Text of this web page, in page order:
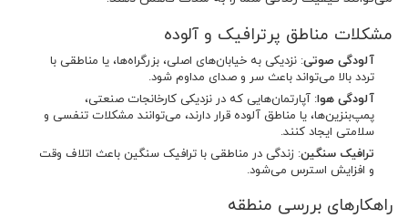
مشکلات مناطق پرترافیک و آلوده
آلودگی صوتی: نزدیکی به خیابان‌های اصلی، بزرگراه‌ها، یا مناطقی با
تردد بالا می‌تواند باعث سر و صدای مداوم شود.
آلودگی هوا: آپارتمان‌هایی که در نزدیکی کارخانجات صنعتی،
پمپ‌بنزین‌ها، یا مناطق آلوده قرار دارند، می‌توانند مشکلات تنفسی و
سلامتی ایجاد کنند.
ترافیک سنگین: زندگی در مناطقی با ترافیک سنگین باعث اتلاف وقت
و افزایش استرس می‌شود.
راهکارهای بررسی منطقه